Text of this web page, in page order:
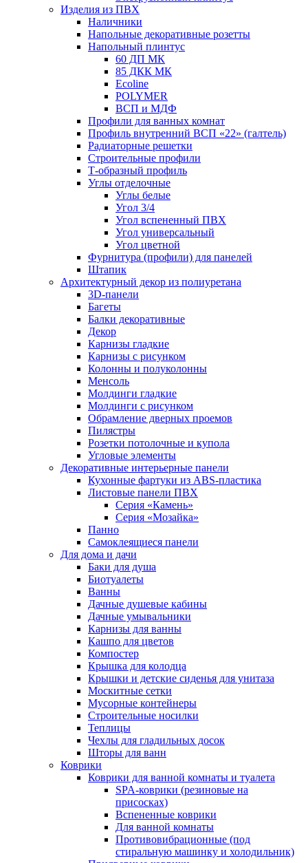
Изделия из ПВХ
Наличники
Напольные декоративные розетты
Напольный плинтус
60 ДП МК
85 ДКК МК
Ecoline
POLYMER
ВСП и МДФ
Профили для ванных комнат
Профиль внутренний ВСП «22» (галтель)
Радиаторные решетки
Строительные профили
Т-образный профиль
Углы отделочные
Углы белые
Угол 3/4
Угол вспененный ПВХ
Угол универсальный
Угол цветной
Фурнитура (профили) для панелей
Штапик
Архитектурный декор из полиуретана
3D-панели
Багеты
Балки декоративные
Декор
Карнизы гладкие
Карнизы с рисунком
Колонны и полуколонны
Менсоль
Молдинги гладкие
Молдинги с рисунком
Обрамление дверных проемов
Пилястры
Розетки потолочные и купола
Угловые элементы
Декоративные интерьерные панели
Кухонные фартуки из ABS-пластика
Листовые панели ПВХ
Серия «Камень»
Серия «Мозайка»
Панно
Самоклеящиеся панели
Для дома и дачи
Баки для душа
Биотуалеты
Ванны
Дачные душевые кабины
Дачные умывальники
Карнизы для ванны
Кашпо для цветов
Компостер
Крышка для колодца
Крышки и детские сиденья для унитаза
Москитные сетки
Мусорные контейнеры
Строительные носилки
Теплицы
Чехлы для гладильных досок
Шторы для ванн
Коврики
Коврики для ванной комнаты и туалета
SPA-коврики (резиновые на
присосках)
Вспененные коврики
Для ванной комнаты
Противовибрационные (под
стиральную машинку и холодильник)